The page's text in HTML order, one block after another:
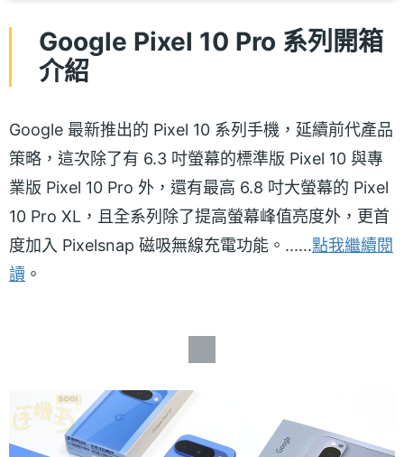
Google Pixel 10 Pro 系列開箱
介紹
Google 最新推出的 Pixel 10 系列手機，延續前代產品
策略，這次除了有 6.3 吋螢幕的標準版 Pixel 10 與專
業版 Pixel 10 Pro 外，還有最高 6.8 吋大螢幕的 Pixel
10 Pro XL，且全系列除了提高螢幕峰值亮度外，更首
度加入 Pixelsnap 磁吸無線充電功能。......點我繼續閱
讀 。